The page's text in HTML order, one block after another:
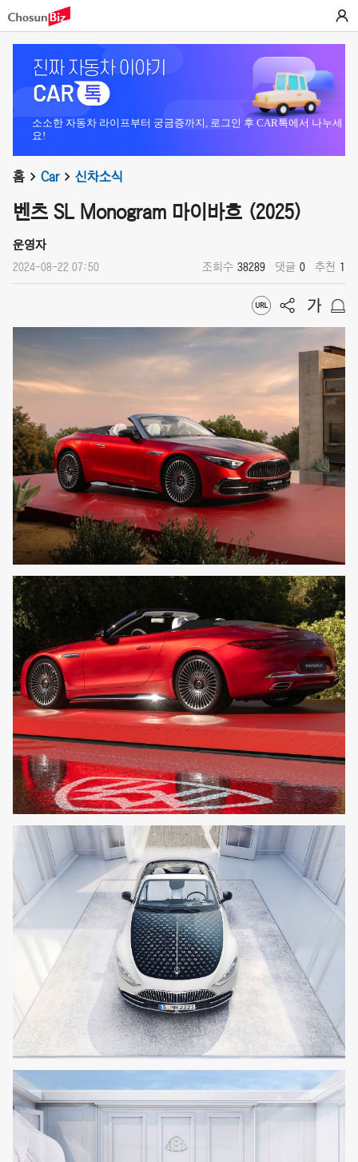
소소한 자동차 라이프부터 궁금증까지, 로그인 후 CAR톡에서 나누세
요!
홈 Car 신차소식
벤츠 SL Monogram 마이바흐 (2025)
운영자
2024-08-22 07:50 조회수 38289 댓글 0 추천 1